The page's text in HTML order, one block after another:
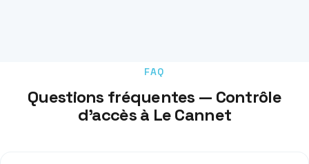
FAQ
Questions fréquentes — Contrôle
d'accès à Le Cannet